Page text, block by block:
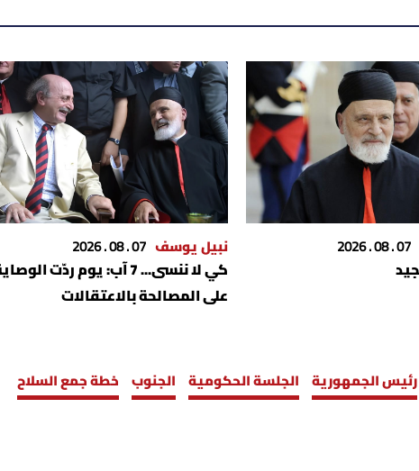
07 . 08 . 2026 نبيل يوسف 07 . 08 . 2026
كي لا ننسى... 7 آب: يوم ردّت
على المصالحة بالاعتقالات
رئيس الجمهورية الجلسة الحكومية الجنوب خطة جمع السلاح